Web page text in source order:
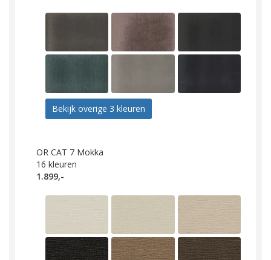
Bekijk overige 3 kleuren
OR CAT 7 Mokka
16 kleuren
1.899,-